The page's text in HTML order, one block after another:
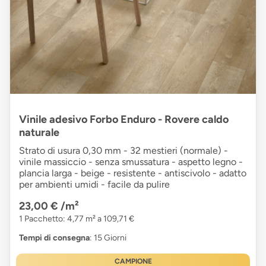
Vinile adesivo Forbo Enduro - Rovere caldo
naturale
Strato di usura 0,30 mm - 32 mestieri (normale) -
vinile massiccio - senza smussatura - aspetto legno -
plancia larga - beige - resistente - antiscivolo - adatto
per ambienti umidi - facile da pulire
23,00 € /m²
1 Pacchetto: 4,77 m² a 109,71 €
Tempi di consegna: 15 Giorni
CAMPIONE